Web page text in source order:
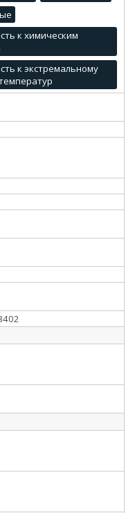
к химическим
к экстремальному